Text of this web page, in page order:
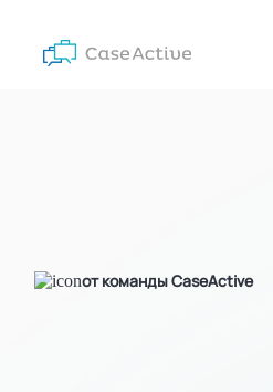
от команды CaseActive